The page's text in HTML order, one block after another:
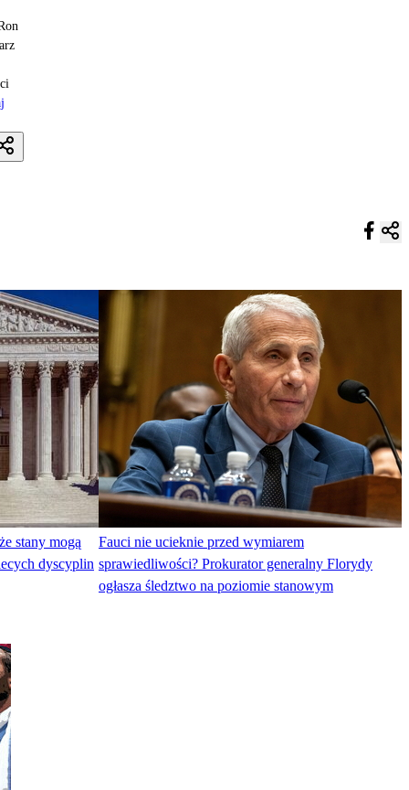
stany mogą
dyscyplin
Fauci nie ucieknie przed wymiarem
sprawiedliwości? Prokurator generalny Florydy
ogłasza śledztwo na poziomie stanowym